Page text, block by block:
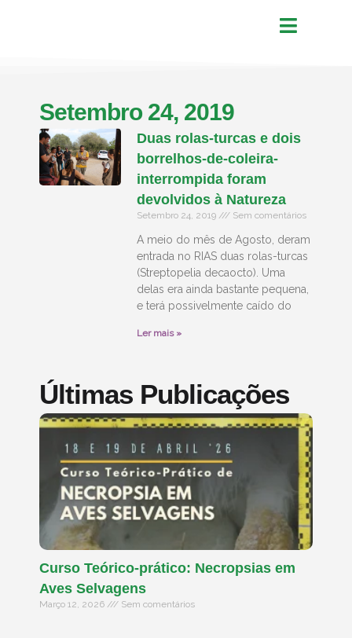
Setembro 24, 2019
Duas rolas-turcas e dois
borrelhos-de-coleira-
interrompida foram
devolvidos à Natureza
Setembro 24, 2019 Sem comentários
A meio do mês de Agosto, deram
entrada no RIAS duas rolas-turcas
(Streptopelia decaocto). Uma
delas era ainda bastante pequena,
e terá possivelmente caído do
Ler mais »
Últimas Publicações
Curso Teórico-prático: Necropsias em
Aves Selvagens
Março 12, 2026 Sem comentários